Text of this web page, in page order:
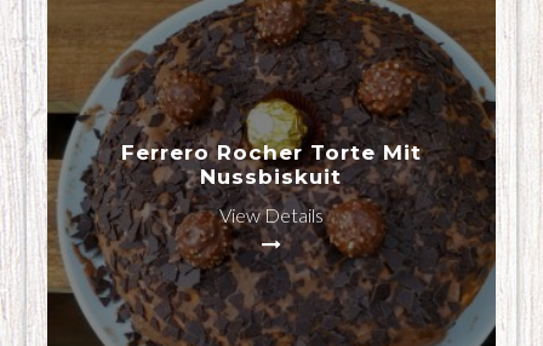
Ferrero Rocher Torte Mit
Nussbiskuit
View Details